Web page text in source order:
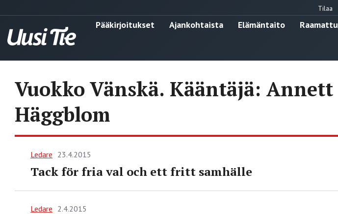
Tilaa
Pääkirjoitukset Ajankohtaista Elämäntaito Raamattu
Vuokko Vänskä. Kääntäjä: Annett
Häggblom
Ledare 23.4.2015
Tack för fria val och ett fritt samhälle
Ledare 2.4.2015